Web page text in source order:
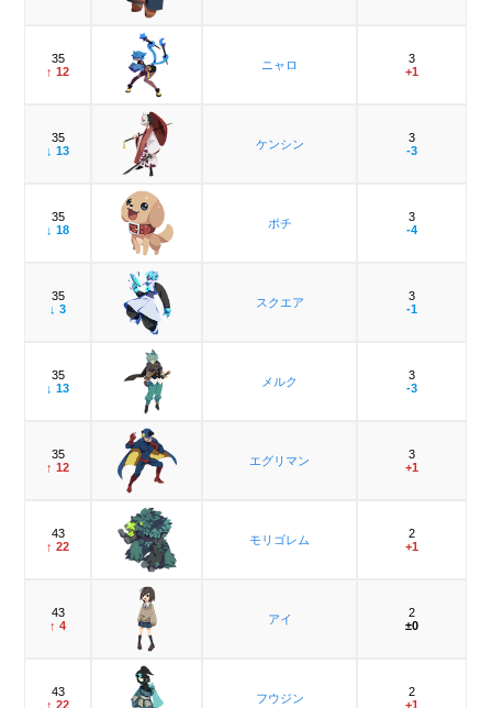
35
↑ 12
ニャロ
3
+1
35
↓ 13
ケンシン
3
-3
35
↓ 18
ポチ
3
-4
35
↓ 3
スクエア
3
-1
35
↓ 13
メルク
3
-3
35
↑ 12
エグリマン
3
+1
43
↑ 22
モリゴレム
2
+1
43
↑ 4
アイ
2
±0
43
↑ 22
フウジン
2
+1